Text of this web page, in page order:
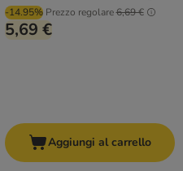
-14.95% Prezzo regolare6,69 €
5,69 €
Aggiungi al carrello